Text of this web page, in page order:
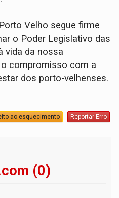
Velho segue firme
o Poder Legislativo das
vida da nossa
compromisso com a
dos porto-velhenses.
ao esquecimento Reportar Erro
(0)